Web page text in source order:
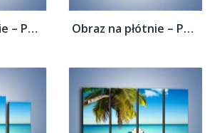
Obraz na płótnie – Pomost wprost do raju –... Obraz na płótnie – Pomost wprost do raju –...